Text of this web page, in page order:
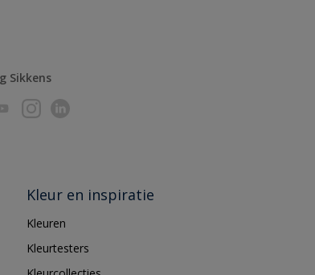
Sikkens
Kleur en inspiratie
Kleuren
Kleurtesters